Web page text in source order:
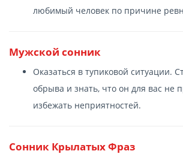
любимый человек по причине
Мужской сонник
Оказаться в тупиковой ситуации.
обрыва и знать, что он для вас не
избежать неприятностей.
Сонник Крылатых Фраз